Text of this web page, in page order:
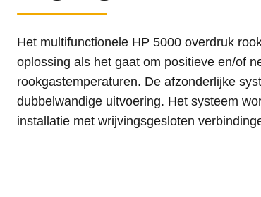
Het multifunctionele HP 5000 overdruk
oplossing als het gaat om positieve en/of
rookgastemperaturen. De afzonderlijke
dubbelwandige uitvoering. Het systeem
installatie met wrijvingsgesloten